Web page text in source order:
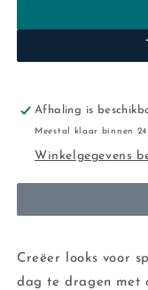
hemd
Afhaling is
Meestal klaar binnen 24
Winkelgegevens
Creëer looks voor
dag te dragen met